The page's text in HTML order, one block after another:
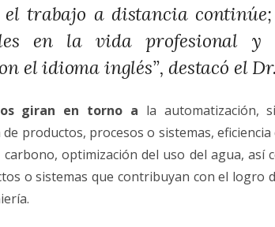
trabajo a distancia
en la vida profesional y
el idioma inglés”, destacó el
giran en torno a la automatización,
productos, procesos o sistemas,
optimización del uso del agua, así
o sistemas que contribuyan con el logro